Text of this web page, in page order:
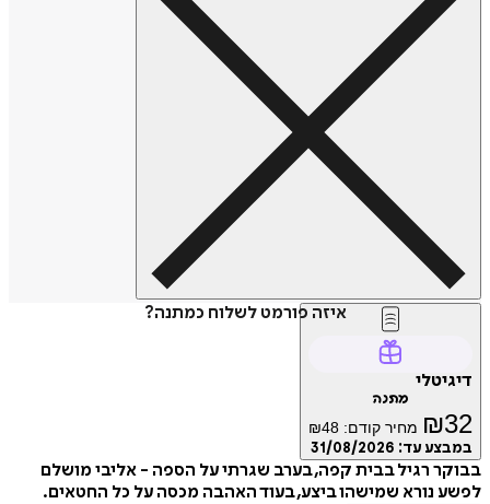
איזה פורמט לשלוח כמתנה?
דיגיטלי
מתנה
₪32 מחיר קודם: ₪48
במבצע עד: 31/08/2026
בבוקר רגיל בבית קפה, בערב שגרתי על הספה - אליבי מושלם
לפשע נורא שמישהו ביצע, בעוד האהבה מכסה על כל החטאים.